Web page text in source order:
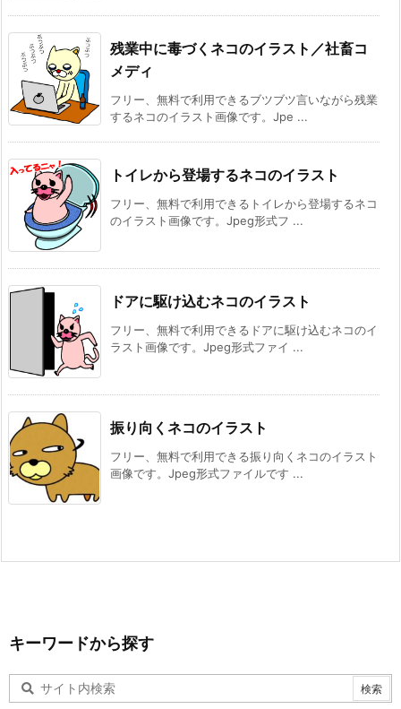
残業中に毒づくネコのイラスト／社畜コ
メディ
フリー、無料で利用できるブツブツ言いながら残業
するネコのイラスト画像です。Jpe ...
トイレから登場するネコのイラスト
フリー、無料で利用できるトイレから登場するネコ
のイラスト画像です。Jpeg形式フ ...
ドアに駆け込むネコのイラスト
フリー、無料で利用できるドアに駆け込むネコのイ
ラスト画像です。Jpeg形式ファイ ...
振り向くネコのイラスト
フリー、無料で利用できる振り向くネコのイラスト
画像です。Jpeg形式ファイルです ...
キーワードから探す